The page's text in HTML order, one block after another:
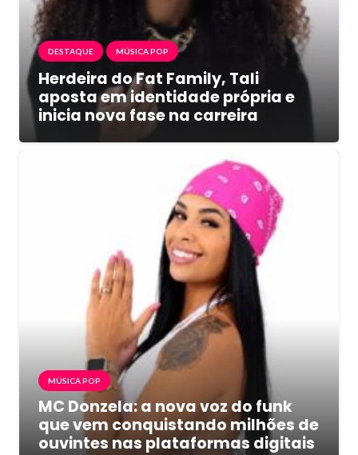
DESTAQUE MÚSICA POP
Herdeira do Fat Family, Tali
aposta em identidade própria e
inicia nova fase na carreira
MÚSICA POP
MC Donzela: a nova voz do funk
que vem conquistando milhões de
ouvintes nas plataformas digitais